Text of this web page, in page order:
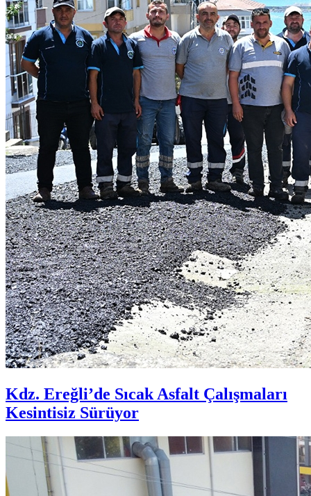
Kdz. Ereğli’de Sıcak Asfalt Çalışmaları
Kesintisiz Sürüyor